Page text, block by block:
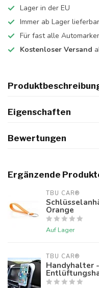
Lager in der EU
Immer ab Lager lieferbar
Für fast alle
Kostenloser Versand
Eigenschaften
Bewertungen
Ergänzende
TBU CAR®
Orange
Auf Lager
TBU CAR®
Handyhalter